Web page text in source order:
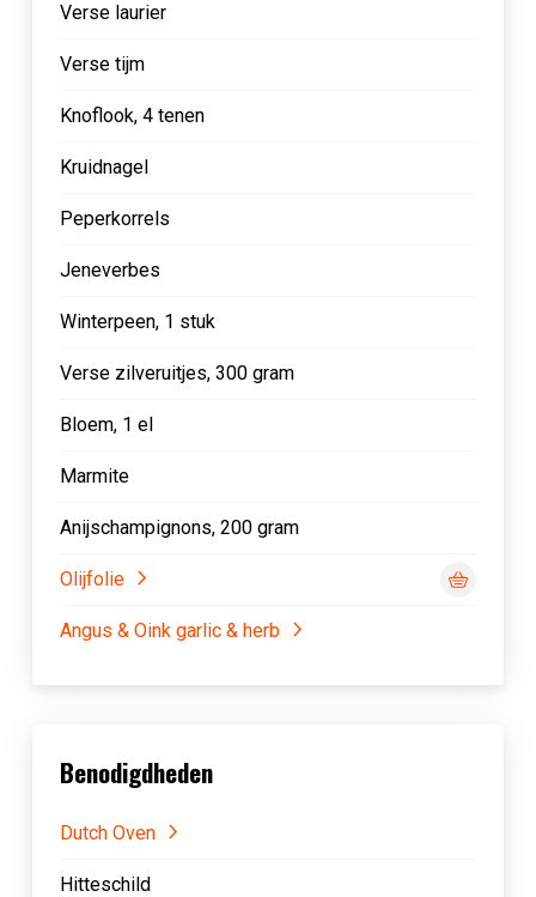
Verse laurier
Verse tijm
Knoflook, 4 tenen
Kruidnagel
Peperkorrels
Jeneverbes
Winterpeen, 1 stuk
Verse zilveruitjes, 300 gram
Bloem, 1 el
Marmite
Anijschampignons, 200 gram
Olijfolie
Angus & Oink garlic & herb
Benodigdheden
Dutch Oven
Hitteschild